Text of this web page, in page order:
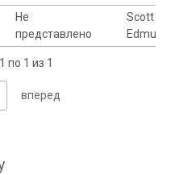
Не
представлено
Scott
Edmunds
по 1 из 1
вперед